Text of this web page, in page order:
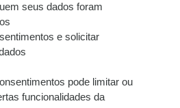
seus dados foram
e solicitar
pode limitar ou
funcionalidades da